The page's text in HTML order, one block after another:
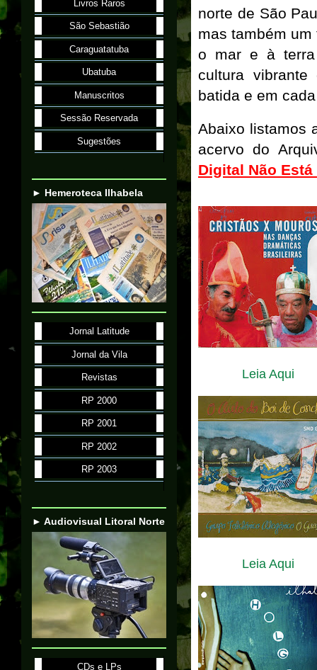
norte de São
mas também
o mar e à terra
cultura
batida e em
Abaixo listamos
acervo do
Digital Não
Leia Aqui
Leia Aqui
Livros Raros
São Sebastião
Caraguatatuba
Ubatuba
Manuscritos
Sessão Reservada
Sugestões
► Hemeroteca Ilhabela
Jornal Latitude
Jornal da Vila
Revistas
RP 2000
RP 2001
RP 2002
RP 2003
► Audiovisual Litoral Norte
CDs e LPs